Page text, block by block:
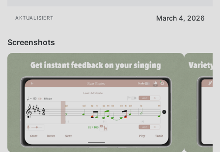
AKTUALISIERT March 4, 2026
Screenshots